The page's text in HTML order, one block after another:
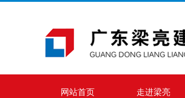
网站首页 走进梁亮